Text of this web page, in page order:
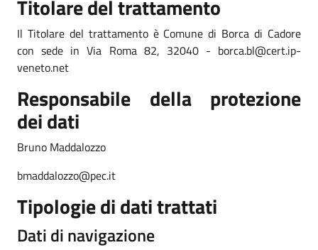
Titolare del trattamento
Il Titolare del trattamento è Comune di Borca di Cadore
con sede in Via Roma 82, 32040 - borca.bl@cert.ip-
veneto.net
Responsabile della protezione
dei dati
Bruno Maddalozzo
bmaddalozzo@pec.it
Tipologie di dati trattati
Dati di navigazione